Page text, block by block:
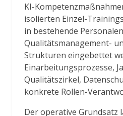
KI-
isolierten Einzel-
in bestehende
Qualitätsmanagement-
Strukturen eingebettet
Einarbeitungsprozesse,
Qualitätszirkel,
konkrete Rollen-
Der operative Grundsatz